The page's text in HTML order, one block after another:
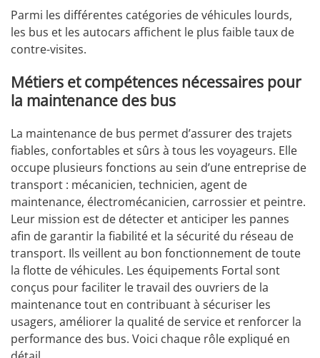
Parmi les différentes catégories de véhicules lourds,
les bus et les autocars affichent le plus faible taux de
contre-visites.
Métiers et compétences nécessaires pour
la maintenance des bus
La maintenance de bus permet d’assurer des trajets
fiables, confortables et sûrs à tous les voyageurs. Elle
occupe plusieurs fonctions au sein d’une entreprise de
transport : mécanicien, technicien, agent de
maintenance, électromécanicien, carrossier et peintre.
Leur mission est de détecter et anticiper les pannes
afin de garantir la fiabilité et la sécurité du réseau de
transport. Ils veillent au bon fonctionnement de toute
la flotte de véhicules. Les équipements Fortal sont
conçus pour faciliter le travail des ouvriers de la
maintenance tout en contribuant à sécuriser les
usagers, améliorer la qualité de service et renforcer la
performance des bus. Voici chaque rôle expliqué en